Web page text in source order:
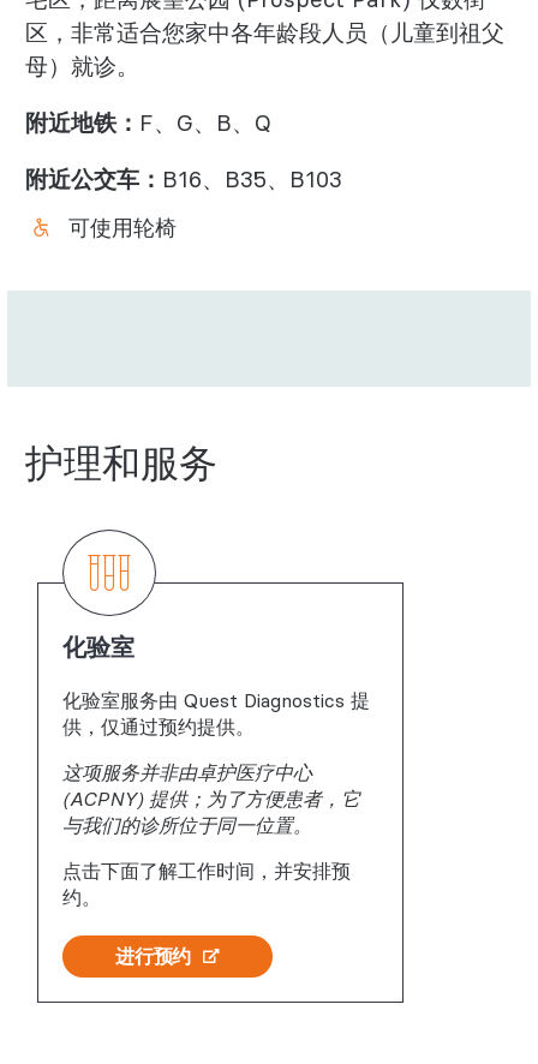
区，非常适合您家中各年龄段人员（儿童到祖父
母）就诊。
附近地铁： F、G、B、Q
附近公交车： B16、B35、B103
可使用轮椅
护理和服务
化验室
化验室服务由 Quest Diagnostics 提
供，仅通过预约提供。
这项服务并非由卓护医疗中心
(ACPNY) 提供；为了方便患者，它
与我们的诊所位于同一位置。
点击下面了解工作时间，并安排预
约。
进行预约